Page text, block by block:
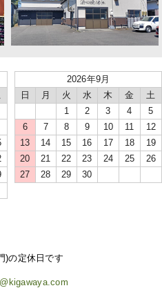
2026年9月
日
月 火 水 木 金
土
1
2 3 4
5
6
7 8 9 10 11
12
13
14 15 16 17 18
19
20
21 22 23 24 25
26
27
28 29 30
)の定休日です